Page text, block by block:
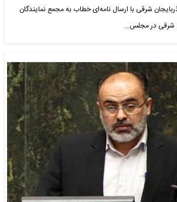
شرقی با ارسال نامه‌ای خطاب به مجمع نمایندگان
شرقی در مجلس…